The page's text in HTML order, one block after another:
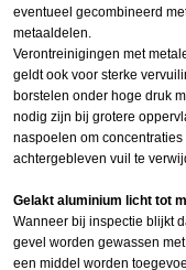
eventueel gecombineerd
metaaldelen.
Verontreinigingen met
geldt ook voor sterke
borstelen onder hoge druk
nodig zijn bij grotere
naspoelen om
achtergebleven vuil te
Gelakt aluminium licht tot
Wanneer bij inspectie blijkt
gevel worden gewassen
een middel worden